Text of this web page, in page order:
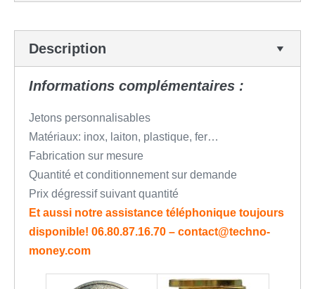
Description
Informations complémentaires :
Jetons personnalisables
Matériaux: inox, laiton, plastique, fer…
Fabrication sur mesure
Quantité et conditionnement sur demande
Prix dégressif suivant quantité
Et aussi notre assistance téléphonique toujours
disponible! 06.80.87.16.70 – contact@techno-
money.com